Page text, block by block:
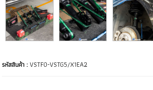
รหัสสินค้า :VSTF0-VSTG5/X1EA2